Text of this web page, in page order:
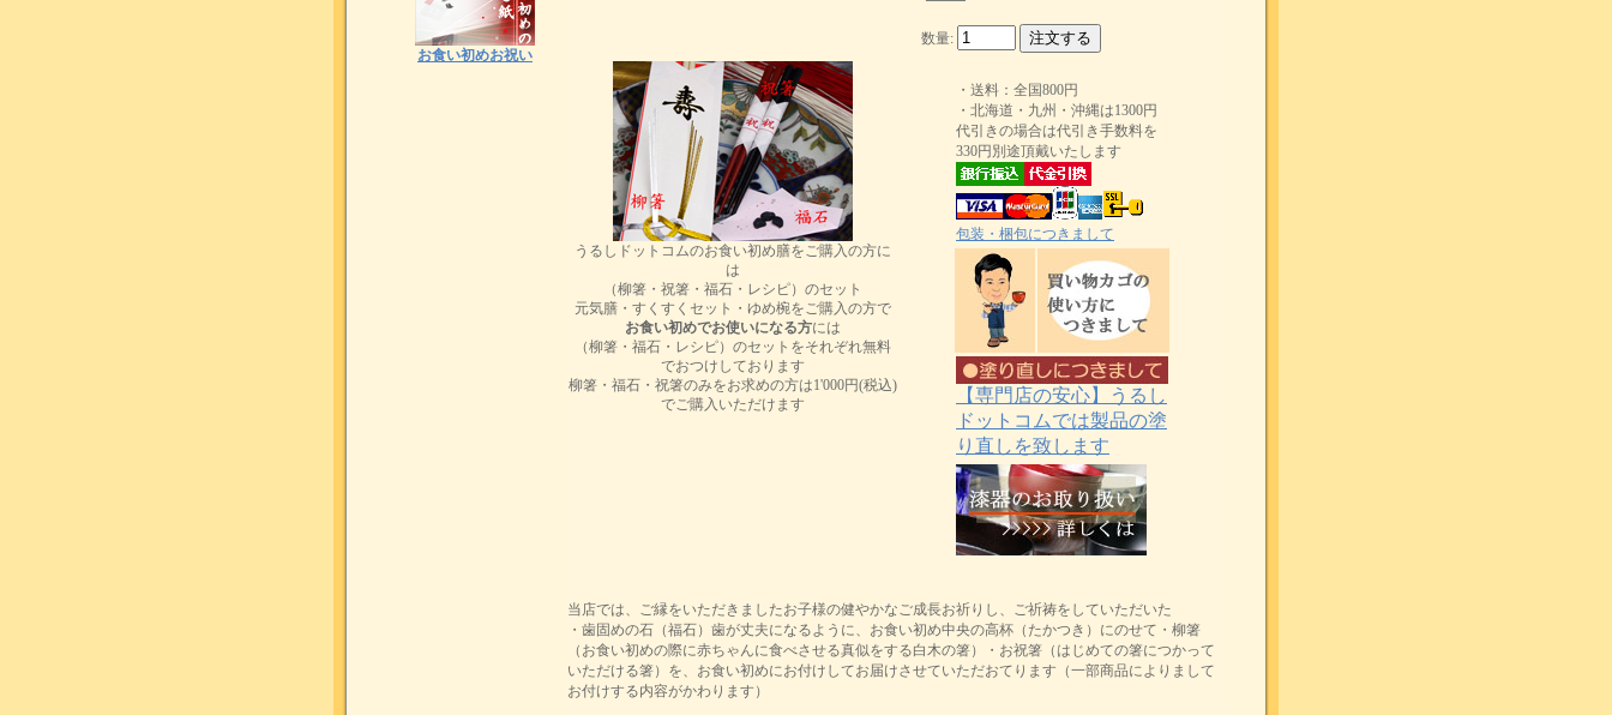
お食い初めお祝い
うるしドットコムのお食い初め膳をご購入の方に
は
（柳箸・祝箸・福石・レシピ）のセット
元気膳・すくすくセット・ゆめ椀をご購入の方で
お食い初めでお使いになる方には
（柳箸・福石・レシピ）のセットをそれぞれ無料
でおつけしております
柳箸・福石・祝箸のみをお求めの方は1'000円(税込)
でご購入いただけます
数量:
・送料：全国800円
・北海道・九州・沖縄は1300円
代引きの場合は代引き手数料を
330円別途頂戴いたします
包装・梱包につきまして
【専門店の安心】うるし
ドットコムでは製品の塗
り直しを致します
当店では、ご縁をいただきましたお子様の健やかなご成長お祈りし、ご祈祷をしていただいた
・歯固めの石（福石）歯が丈夫になるように、お食い初め中央の高杯（たかつき）にのせて・柳箸
（お食い初めの際に赤ちゃんに食べさせる真似をする白木の箸）・お祝箸（はじめての箸につかって
いただける箸）を、お食い初めにお付けしてお届けさせていただおてります（一部商品によりまして
お付けする内容がかわります）